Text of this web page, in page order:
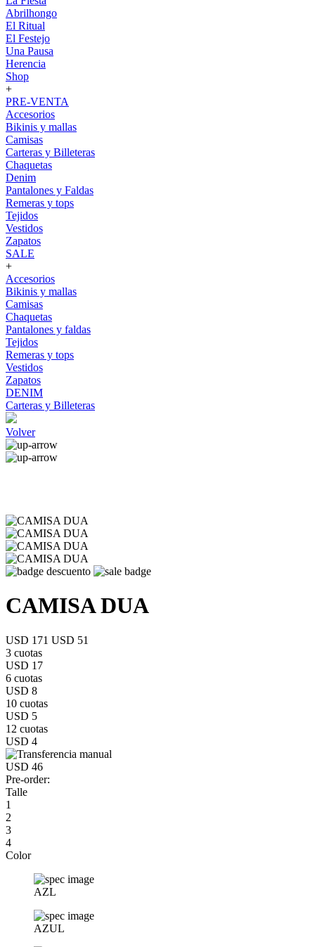
Abrilhongo
El Ritual
El Festejo
Una Pausa
Herencia
Shop
+
PRE-VENTA
Accesorios
Bikinis y mallas
Camisas
Carteras y Billeteras
Chaquetas
Denim
Pantalones y Faldas
Remeras y tops
Tejidos
Vestidos
Zapatos
SALE
+
Accesorios
Bikinis y mallas
Camisas
Chaquetas
Pantalones y faldas
Tejidos
Remeras y tops
Vestidos
Zapatos
DENIM
Carteras y Billeteras
Volver
CAMISA DUA
USD 171 USD 51
3 cuotas
USD 17
6 cuotas
USD 8
10 cuotas
USD 5
12 cuotas
USD 4
USD 46
Pre-order:
Talle
1
2
3
4
Color
AZL
AZUL